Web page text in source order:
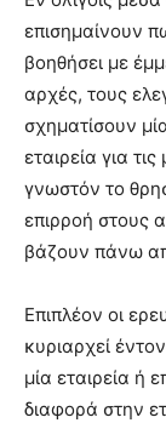
επισημαίνουν
βοηθήσει με
αρχές, τους
σχηματίσουν
εταιρεία για
γνωστόν το
επιρροή στους
βάζουν πάνω
Επιπλέον οι
κυριαρχεί
μία εταιρεία ή
διαφορά στην